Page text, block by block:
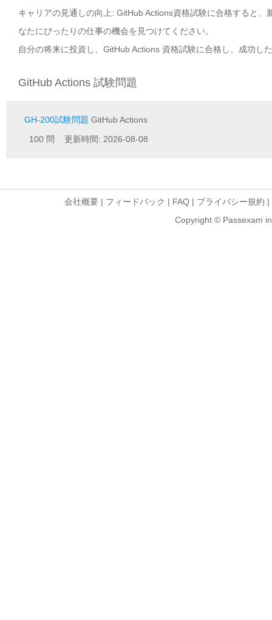
キャリアの見通しの向上: GitHub Actions資格試験に合格すると
なたにぴったりの仕事の機会を見つけてください。
自分の将来に投資し、GitHub Actions 資格試験に合格し、成功し
GitHub Actions 試験問題
GH-200試験問題 GitHub Actions
100 問 更新時間: 2026-08-08
会社概要 | フィードバック | FAQ | プライバシー規約 |
Copyright © Passexam